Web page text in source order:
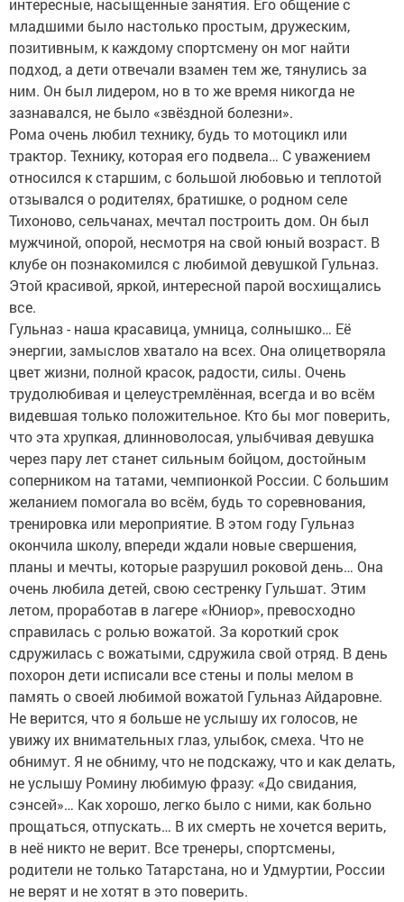
интересные, насыщенные занятия. Его общение с
младшими было настолько простым, дружеским,
позитивным, к каждому спортсмену он мог найти
подход, а дети отвечали взамен тем же, тянулись за
ним. Он был лидером, но в то же время никогда не
зазнавался, не было «звёздной болезни».
Рома очень любил технику, будь то мотоцикл или
трактор. Технику, которая его подвела… С уважением
относился к старшим, с большой любовью и теплотой
отзывался о родителях, братишке, о родном селе
Тихоново, сельчанах, мечтал построить дом. Он был
мужчиной, опорой, несмотря на свой юный возраст. В
клубе он познакомился с любимой девушкой Гульназ.
Этой красивой, яркой, интересной парой восхищались
все.
Гульназ - наша красавица, умница, солнышко… Её
энергии, замыслов хватало на всех. Она олицетворяла
цвет жизни, полной красок, радости, силы. Очень
трудолюбивая и целеустремлённая, всегда и во всём
видевшая только положительное. Кто бы мог поверить,
что эта хрупкая, длинноволосая, улыбчивая девушка
через пару лет станет сильным бойцом, достойным
соперником на татами, чемпионкой России. С большим
желанием помогала во всём, будь то соревнования,
тренировка или мероприятие. В этом году Гульназ
окончила школу, впереди ждали новые свершения,
планы и мечты, которые разрушил роковой день… Она
очень любила детей, свою сестренку Гульшат. Этим
летом, проработав в лагере «Юниор», превосходно
справилась с ролью вожатой. За короткий срок
сдружилась с вожатыми, сдружила свой отряд. В день
похорон дети исписали все стены и полы мелом в
память о своей любимой вожатой Гульназ Айдаровне.
Не верится, что я больше не услышу их голосов, не
увижу их внимательных глаз, улыбок, смеха. Что не
обнимут. Я не обниму, что не подскажу, что и как делать,
не услышу Ромину любимую фразу: «До свидания,
сэнсей»… Как хорошо, легко было с ними, как больно
прощаться, отпускать… В их смерть не хочется верить,
в неё никто не верит. Все тренеры, спортсмены,
родители не только Татарстана, но и Удмуртии, России
не верят и не хотят в это поверить.